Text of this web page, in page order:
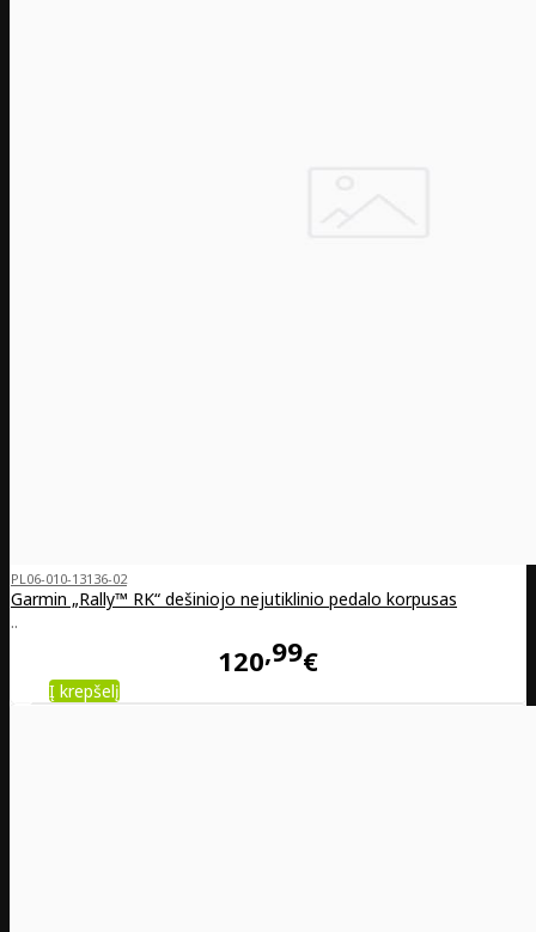
PL06-010-13136-02
Garmin „Rally™ RK“ dešiniojo nejutiklinio pedalo korpusas
..
120 99€
Į krepšelį